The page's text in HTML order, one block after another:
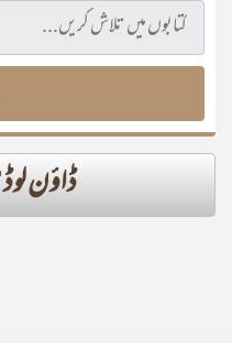
ڈاؤن لوڈ PDF